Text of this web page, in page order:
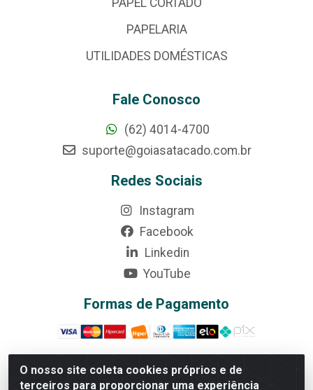
O nosso site coleta cookies próprios e de
terceiros para proporcionar uma experiência
PAPELARIA
UTILIDADES DOMÉSTICAS
Fale Conosco
(62) 4014-4700
suporte@goiasatacado.com.br
Redes Sociais
Instagram
Facebook
Linkedin
YouTube
Formas de Pagamento
Rede Brasil - Avenida Universitária, nº 3860, Jardim das